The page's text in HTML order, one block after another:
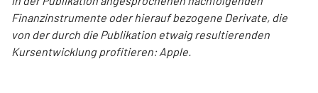
Finanzinstrumente oder hierauf bezogene Derivate, die
von der durch die Publikation etwaig resultierenden
Kursentwicklung profitieren: Apple.